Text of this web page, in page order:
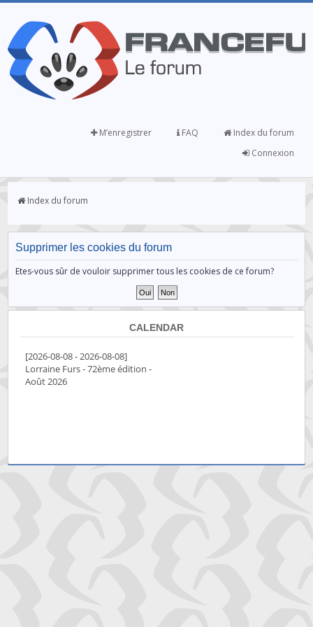
Index du forum
FAQ
M’enregistrer
Connexion
Index du forum
Supprimer les cookies du forum
Etes-vous sûr de vouloir supprimer tous les cookies de ce forum?
CALENDAR